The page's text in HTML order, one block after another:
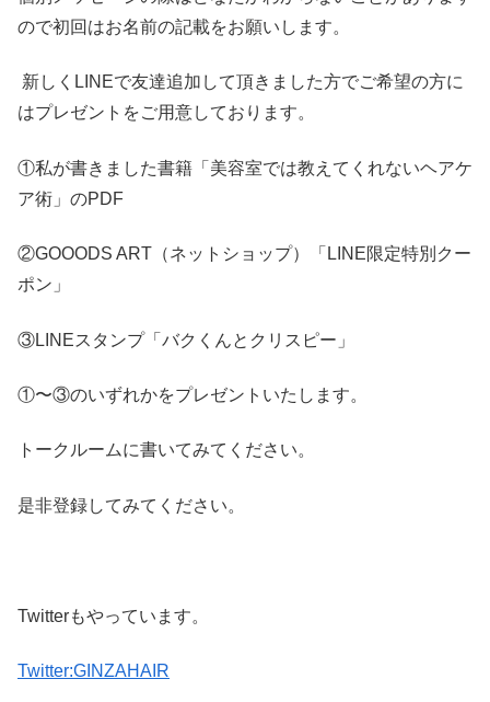
ので初回はお名前の記載をお願いします。
新しくLINEで友達追加して頂きました方でご希望の方に
はプレゼントをご用意しております。
①私が書きました書籍「美容室では教えてくれないヘアケ
ア術」のPDF
②GOOODS ART（ネットショップ）「LINE限定特別クー
ポン」
③LINEスタンプ「バクくんとクリスピー」
①〜③のいずれかをプレゼントいたします。
トークルームに書いてみてください。
是非登録してみてください。
Twitterもやっています。
Twitter:GINZAHAIR